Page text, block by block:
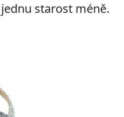
starost méně.